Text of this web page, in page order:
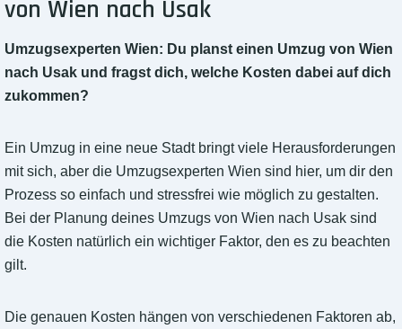
von Wien nach Usak
Umzugsexperten Wien: Du planst einen Umzug von Wien
nach Usak und fragst dich, welche Kosten dabei auf dich
zukommen?
Ein Umzug in eine neue Stadt bringt viele Herausforderungen
mit sich, aber die Umzugsexperten Wien sind hier, um dir den
Prozess so einfach und stressfrei wie möglich zu gestalten.
Bei der Planung deines Umzugs von Wien nach Usak sind
die Kosten natürlich ein wichtiger Faktor, den es zu beachten
gilt.
Die genauen Kosten hängen von verschiedenen Faktoren ab,